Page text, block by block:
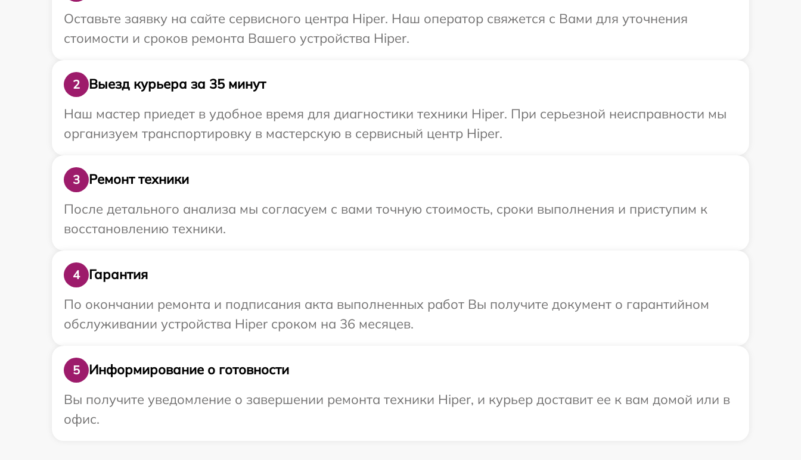
Оставьте заявку на сайте сервисного центра Hiper. Наш оператор свяжется с Вами для уточнения
стоимости и сроков ремонта Вашего устройства Hiper.
2
Выезд курьера за 35 минут
Наш мастер приедет в удобное время для диагностики техники Hiper. При серьезной неисправности мы
организуем транспортировку в мастерскую в сервисный центр Hiper.
3
Ремонт техники
После детального анализа мы согласуем с вами точную стоимость, сроки выполнения и приступим к
восстановлению техники.
4
Гарантия
По окончании ремонта и подписания акта выполненных работ Вы получите документ о гарантийном
обслуживании устройства Hiper сроком на 36 месяцев.
5
Информирование о готовности
Вы получите уведомление о завершении ремонта техники Hiper, и курьер доставит ее к вам домой или в
офис.